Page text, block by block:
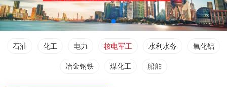
石油 化工 电力 核电军工 水利水务 氧化铝
冶金钢铁 煤化工 船舶